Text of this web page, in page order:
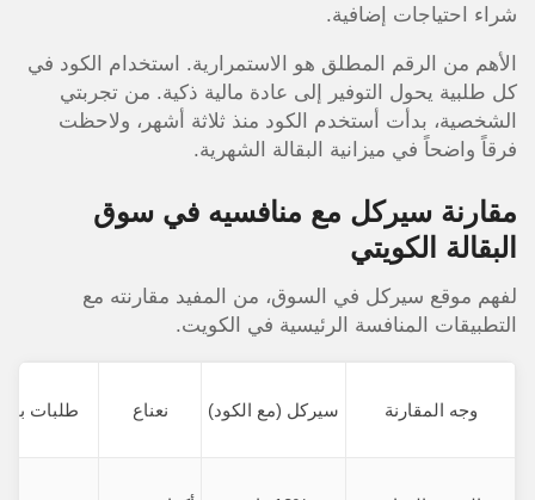
شراء احتياجات إضافية.
الأهم من الرقم المطلق هو الاستمرارية. استخدام الكود في
كل طلبية يحول التوفير إلى عادة مالية ذكية. من تجربتي
الشخصية، بدأت أستخدم الكود منذ ثلاثة أشهر، ولاحظت
فرقاً واضحاً في ميزانية البقالة الشهرية.
مقارنة سيركل مع منافسيه في سوق
البقالة الكويتي
لفهم موقع سيركل في السوق، من المفيد مقارنته مع
التطبيقات المنافسة الرئيسية في الكويت.
وجه المقارنة سيركل (مع الكود) نعناع طلبات